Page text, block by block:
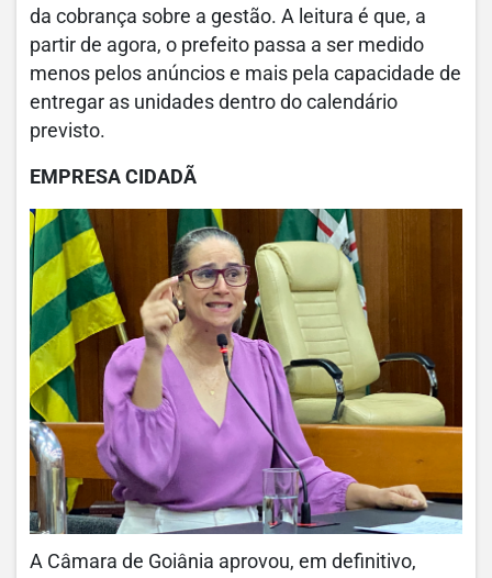
da cobrança sobre a gestão. A leitura é que, a
partir de agora, o prefeito passa a ser medido
menos pelos anúncios e mais pela capacidade de
entregar as unidades dentro do calendário
previsto.
EMPRESA CIDADÃ
A Câmara de Goiânia aprovou, em definitivo,